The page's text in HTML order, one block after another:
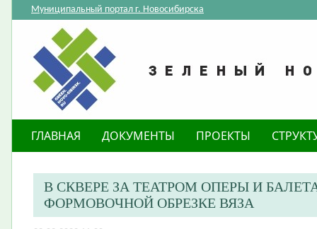
Муниципальный портал г. Новосибирска
ГЛАВНАЯ ДОКУМЕНТЫ ПРОЕКТЫ
В СКВЕРЕ ЗА ТЕАТРОМ ОПЕРЫ И
ФОРМОВОЧНОЙ ОБРЕЗКЕ ВЯЗА